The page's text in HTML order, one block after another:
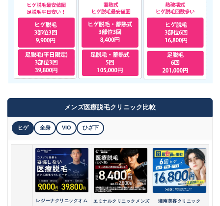
メンズ医療脱毛クリニック比較
ヒゲ 全身 VIO ひざ下
レジーナクリニックオム エミナルクリニックメンズ 湘南美容クリニック